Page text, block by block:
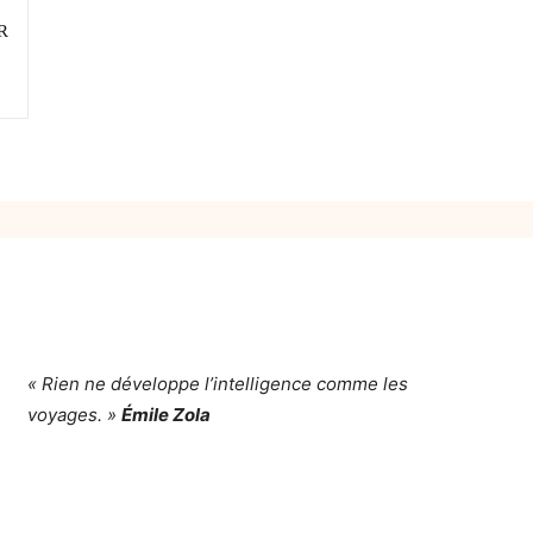
« Rien ne développe l’intelligence comme les
voyages. »Émile Zola